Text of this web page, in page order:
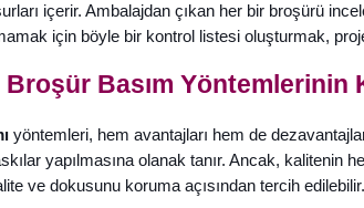
içerir. Ambalajdan çıkan her bir broşürü
için böyle bir kontrol listesi oluşturmak,
Basım Yöntemlerinin
yöntemleri, hem avantajları hem de
yapılmasına olanak tanır. Ancak, kalitenin
ve dokusunu koruma açısından tercih edilebilir.